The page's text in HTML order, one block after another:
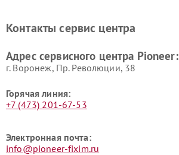
Контакты сервис центра
Адрес сервисного центра Pioneer:
г. Воронеж, Пр. Революции, 38
Горячая линия:
+7 (473) 201-67-53
Электронная почта:
info@pioneer-fixim.ru